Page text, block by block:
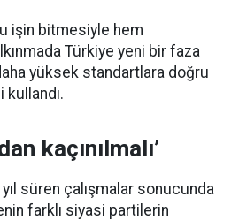
işin bitmesiyle hem
Türkiye yeni bir faza
yüksek standartlara doğru
kaçınılmalı’
süren çalışmalar sonucunda
farklı siyasi partilerin